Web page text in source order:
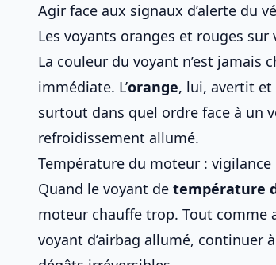
Agir face aux signaux d’alerte du
Les voyants oranges et rouges
La couleur du voyant n’est jamais
immédiate. L’orange, lui, avertit et
surtout dans quel ordre face à un
refroidissement allumé.
Température du moteur : vigilance
Quand le voyant de température
moteur chauffe trop. Tout comme
voyant d’airbag allumé, continuer